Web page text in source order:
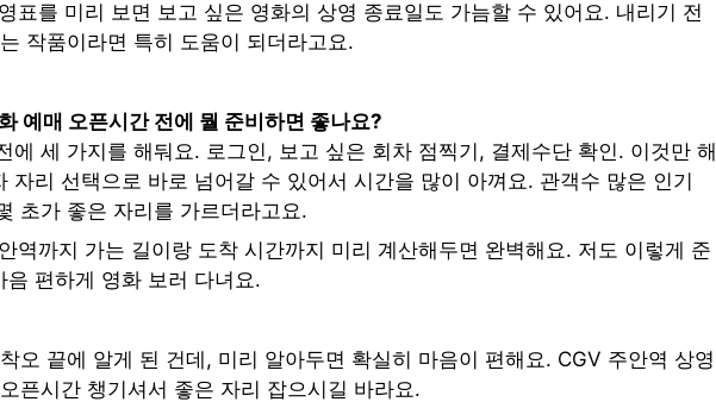
표를 미리 보면 보고 싶은 영화의 상영 종료일도 가늠할 수 있어요. 내리기 전
작품이라면 특히 도움이 되더라고요.
예매 오픈시간 전에 뭘 준비하면 좋나요?
에 세 가지를 해둬요. 로그인, 보고 싶은 회차 점찍기, 결제수단 확인. 이것만 해
자리 선택으로 바로 넘어갈 수 있어서 시간을 많이 아껴요. 관객수 많은 인기
초가 좋은 자리를 가르더라고요.
역까지 가는 길이랑 도착 시간까지 미리 계산해두면 완벽해요. 저도 이렇게 준
음 편하게 영화 보러 다녀요.
오 끝에 알게 된 건데, 미리 알아두면 확실히 마음이 편해요. CGV 주안역 상영
픈시간 챙기셔서 좋은 자리 잡으시길 바라요.